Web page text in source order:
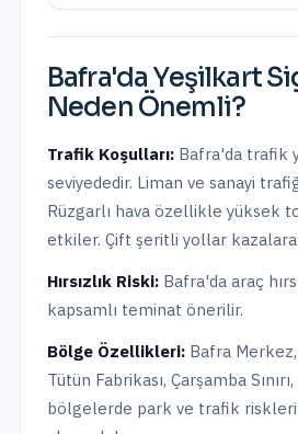
Bafra'da Yeşilkart
Neden Önemli?
Trafik Koşulları: Bafra'da trafik
seviyededir. Liman ve sanayi
Rüzgarlı hava özellikle yüksek
etkiler. Çift şeritli yollar kazalara
Hırsızlık Riski: Bafra'da araç
kapsamlı teminat önerilir.
Bölge Özellikleri: Bafra Merkez,
Tütün Fabrikası, Çarşamba
bölgelerde park ve trafik